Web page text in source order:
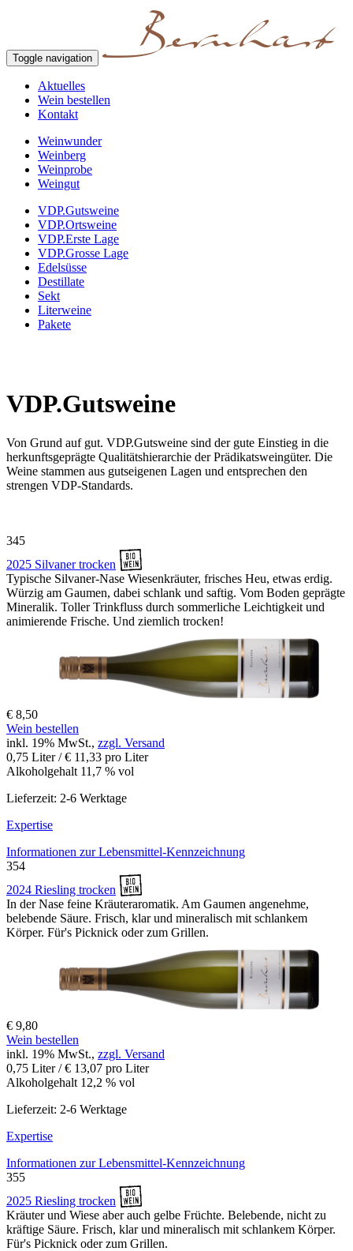
Toggle navigation
Aktuelles
Wein bestellen
Kontakt
Weinwunder
Weinberg
Weinprobe
Weingut
VDP.Gutsweine
VDP.Ortsweine
VDP.Erste Lage
VDP.Grosse Lage
Edelsüsse
Destillate
Sekt
Literweine
Pakete
VDP.Gutsweine
Von Grund auf gut. VDP.Gutsweine sind der gute Einstieg in die
herkunftsgeprägte ­Qualitätshierarchie der Prädikatsweingüter. Die
Weine stammen aus gutseigenen Lagen und entsprechen den
strengen VDP-Standards.
345
2025 Silvaner trocken
Typische Silvaner-Nase Wiesenkräuter, frisches Heu, etwas erdig.
Würzig am Gaumen, dabei schlank und saftig. Vom Boden geprägte
Mineralik. Toller Trinkfluss durch sommerliche Leichtigkeit und
animierende Frische. Und ziemlich trocken!
€ 8,50
Wein bestellen
inkl. 19% MwSt., zzgl. Versand
0,75 Liter / € 11,33 pro Liter
Alkoholgehalt 11,7 % vol
Lieferzeit: 2-6 Werktage
Expertise
Informationen zurLebensmittel-Kennzeichnung
354
2024 Riesling trocken
In der Nase feine Kräuteraromatik. Am Gaumen angenehme,
belebende Säure. Frisch, klar und mineralisch mit schlankem
Körper. Für's Picknick oder zum Grillen.
€ 9,80
Wein bestellen
inkl. 19% MwSt., zzgl. Versand
0,75 Liter / € 13,07 pro Liter
Alkoholgehalt 12,2 % vol
Lieferzeit: 2-6 Werktage
Expertise
Informationen zurLebensmittel-Kennzeichnung
355
2025 Riesling trocken
Kräuter und Wiese aber auch gelbe Früchte. Belebende, nicht zu
kräftige Säure. Frisch, klar und mineralisch mit schlankem Körper.
Für's Picknick oder zum Grillen.